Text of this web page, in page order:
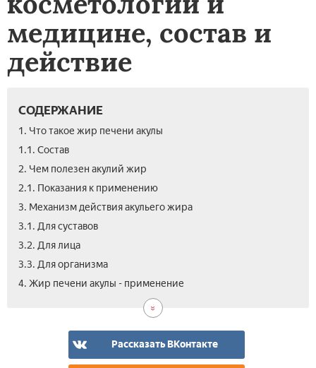
медицине, состав и
действие
СОДЕРЖАНИЕ
1. Что такое жир печени акулы
1.1. Состав
2. Чем полезен акулий жир
2.1. Показания к применению
3. Механизм действия акульего жира
3.1. Для суставов
3.2. Для лица
3.3. Для организма
4. Жир печени акулы - применение
Рассказать ВКонтакте